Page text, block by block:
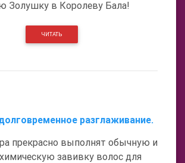
Золушку в Королеву Бала!
ЧИТАТЬ
разглаживание.
прекрасно выполнят обычную и
завивку волос для